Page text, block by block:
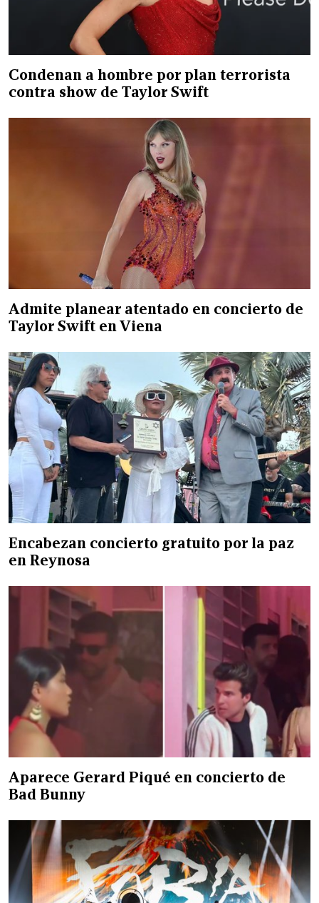
Condenan a hombre por plan terrorista
contra show de Taylor Swift
Admite planear atentado en concierto de
Taylor Swift en Viena
Encabezan concierto gratuito por la paz
en Reynosa
Aparece Gerard Piqué en concierto de
Bad Bunny